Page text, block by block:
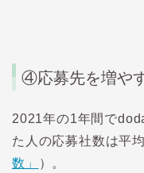
④応募先を増や
2021年の1年間で
た人の応募社数は平
数」
）。